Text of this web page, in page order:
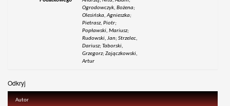
Ogrodowczyk, Bożena;
Olesińska, Agnieszka;
Pietrasz, Piotr;
Popławski, Mariusz;
Rudowski, Jan; Strzelec,
Dariusz; Taborski,
Grzegorz; Zajączkowski,
Artur
Odkryj
Autor